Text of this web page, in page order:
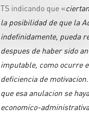
TS indicando que «
la posibilidad de que la
indefinidamente, pueda
despues de haber sido
imputable, como ocurre
deficiencia de
que esa anulacion se haya
economico-